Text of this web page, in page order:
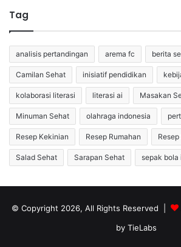
Tag
analisis pertandingan arema fc berita
Camilan Sehat inisiatif pendidikan
kolaborasi literasi literasi ai Masakan
Minuman Sehat olahraga indonesia
Resep Kekinian Resep Rumahan
Salad Sehat Sarapan Sehat sepak bola
© Copyright 2026, All Rights Reserved |
by TieLabs